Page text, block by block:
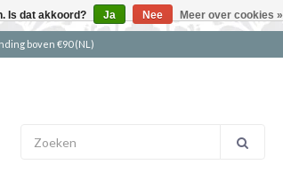
boven €90 (NL)
Is dat akkoord? Ja Nee Meer over cookies »